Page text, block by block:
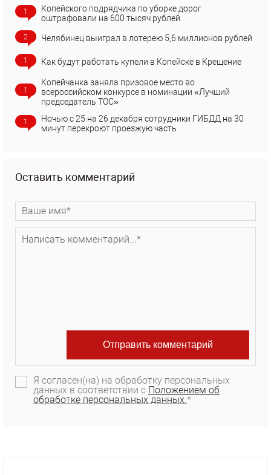
1
Копейского подрядчика по уборке дорог
оштрафовали на 600 тысяч рублей
2 Челябинец выиграл в лотерею 5,6 миллионов рублей
1 Как будут работать купели в Копейске в Крещение
1
Копейчанка заняла призовое место во
всероссийском конкурсе в номинации «Лучший
председатель ТОС»
1
Ночью с 25 на 26 декабря сотрудники ГИБДД на 30
минут перекроют проезжую часть
Оставить комментарий
Я согласен(на) на обработку персональных
данных в соответствии с Положением об
обработке персональных данных.*